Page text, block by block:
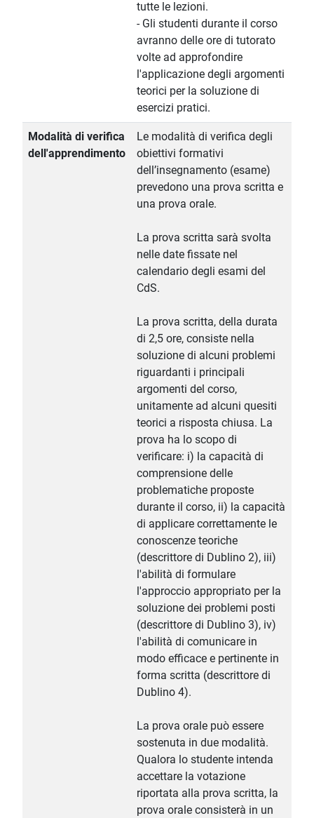
tutte le lezioni.
- Gli studenti durante il corso
avranno delle ore di tutorato
volte ad approfondire
l'applicazione degli argomenti
teorici per la soluzione di
esercizi pratici.
Modalità di verifica
dell'apprendimento
Le modalità di verifica degli
obiettivi formativi
dell’insegnamento (esame)
prevedono una prova scritta e
una prova orale.
La prova scritta sarà svolta
nelle date fissate nel
calendario degli esami del
CdS.
La prova scritta, della durata
di 2,5 ore, consiste nella
soluzione di alcuni problemi
riguardanti i principali
argomenti del corso,
unitamente ad alcuni quesiti
teorici a risposta chiusa. La
prova ha lo scopo di
verificare: i) la capacità di
comprensione delle
problematiche proposte
durante il corso, ii) la capacità
di applicare correttamente le
conoscenze teoriche
(descrittore di Dublino 2), iii)
l'abilità di formulare
l'approccio appropriato per la
soluzione dei problemi posti
(descrittore di Dublino 3), iv)
l'abilità di comunicare in
modo efficace e pertinente in
forma scritta (descrittore di
Dublino 4).
La prova orale può essere
sostenuta in due modalità.
Qualora lo studente intenda
accettare la votazione
riportata alla prova scritta, la
prova orale consisterà in un